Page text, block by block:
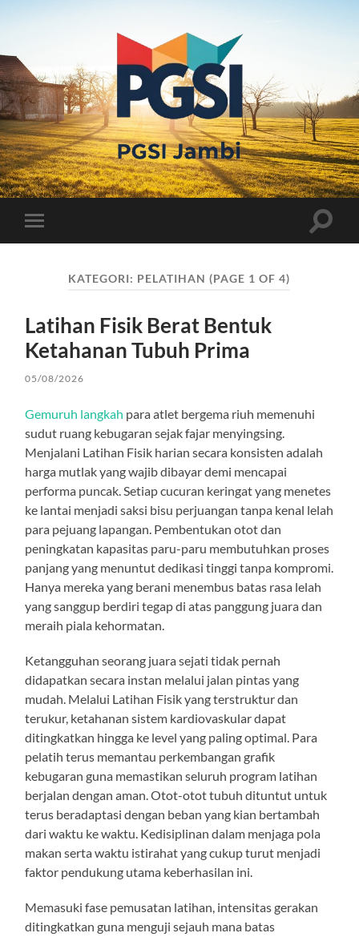
PGSI
JAMBI
Toggle
mobile
Toggle
KATEGORI: PELATIHAN (PAGE 1 OF 4)
Latihan Fisik Berat Bentuk
Ketahanan Tubuh Prima
05/08/2026
Gemuruh langkah para atlet bergema riuh memenuhi
sudut ruang kebugaran sejak fajar menyingsing.
Menjalani Latihan Fisik harian secara konsisten adalah
harga mutlak yang wajib dibayar demi mencapai
performa puncak. Setiap cucuran keringat yang menetes
ke lantai menjadi saksi bisu perjuangan tanpa kenal lelah
para pejuang lapangan. Pembentukan otot dan
peningkatan kapasitas paru-paru membutuhkan proses
panjang yang menuntut dedikasi tinggi tanpa kompromi.
Hanya mereka yang berani menembus batas rasa lelah
yang sanggup berdiri tegap di atas panggung juara dan
meraih piala kehormatan.
Ketangguhan seorang juara sejati tidak pernah
didapatkan secara instan melalui jalan pintas yang
mudah. Melalui Latihan Fisik yang terstruktur dan
terukur, ketahanan sistem kardiovaskular dapat
ditingkatkan hingga ke level yang paling optimal. Para
pelatih terus memantau perkembangan grafik
kebugaran guna memastikan seluruh program latihan
berjalan dengan aman. Otot-otot tubuh dituntut untuk
terus beradaptasi dengan beban yang kian bertambah
dari waktu ke waktu. Kedisiplinan dalam menjaga pola
makan serta waktu istirahat yang cukup turut menjadi
faktor pendukung utama keberhasilan ini.
Memasuki fase pemusatan latihan, intensitas gerakan
ditingkatkan guna menguji sejauh mana batas